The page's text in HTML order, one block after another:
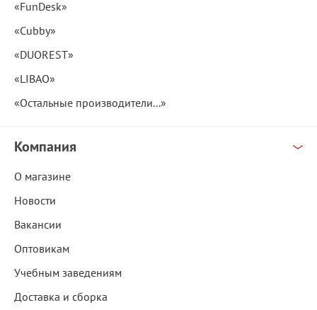
«FunDesk»
«Cubby»
«DUOREST»
«LIBAO»
«Остальные производители...»
Компания
О магазине
Новости
Вакансии
Оптовикам
Учебным заведениям
Доставка и сборка